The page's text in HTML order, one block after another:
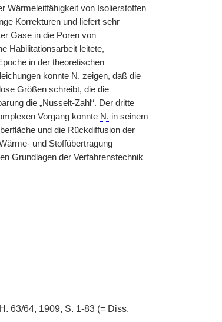
Wärmeleitfähigkeit von Isolierstoffen
Korrekturen und liefert sehr
Gase in die Poren von
Habilitationsarbeit leitete,
in der theoretischen
konnte N. zeigen, daß die
Größen schreibt, die die
die „Nusselt-Zahl“. Der dritte
Vorgang konnte N. in seinem
und die Rückdiffusion der
und Stoffübertragung
Grundlagen der Verfahrenstechnik
63/64, 1909, S. 1-83 (= Diss.